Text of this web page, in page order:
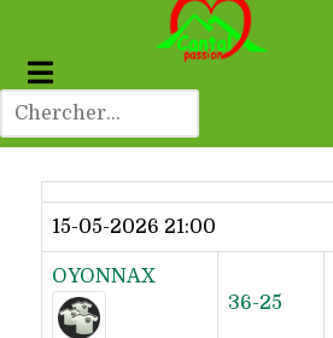
Dernier résultat
15-05-2026 21:00
OYONNAX
36-25